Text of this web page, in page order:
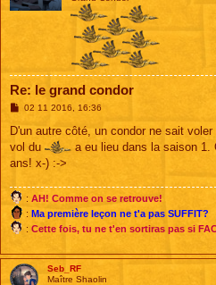
Re: le grand condor
M
s
a
g
02 11 2016, 16:36
D'un autre côté, un condor ne sait
vol du
a eu lieu dans la saison 1.
ans! x-) :->
: AH! Comme on se retrouve!
: Ma première leçon ne t'a pas SUFFIT?
: Cette fois, tu ne t'en sortiras pas si
Seb_RF
Maître Shaolin